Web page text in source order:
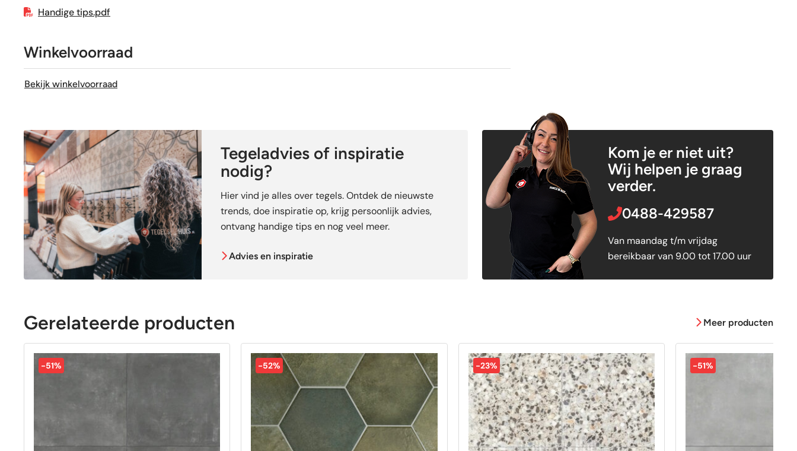
Geschikt voor vloerverwarming
Handige tips.pdf
Winkelvoorraad
Bekijk winkelvoorraad
Tegeladvies of inspiratie
nodig?
Hier vind je alles over tegels. Ontdek de nieuwste
trends, doe inspiratie op, krijg persoonlijk advies,
ontvang handige tips en nog veel meer.
Advies en inspiratie
Kom je er niet uit?
Wij helpen je graag
verder.
0488-429587
Van maandag t/m vrijdag
bereikbaar van 9.00 tot 17.00 uur
Gerelateerde producten Meer producten
-51% -52% -23% -51%